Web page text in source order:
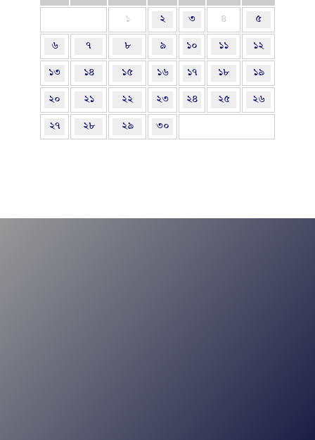
১ ২ ৩ ৪ ৫
৬ ৭ ৮ ৯ ১০ ১১ ১২
১৩ ১৪ ১৫ ১৬ ১৭ ১৮ ১৯
২০ ২১ ২২ ২৩ ২৪ ২৫ ২৬
২৭ ২৮ ২৯ ৩০